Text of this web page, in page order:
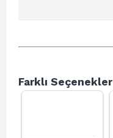
Farklı Seçenekler